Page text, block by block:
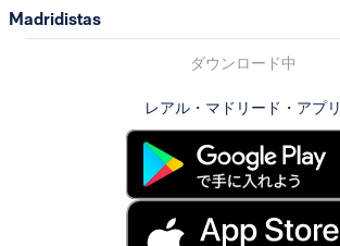
Madridistas
ダウンロード中
レアル・マドリード・アプリ